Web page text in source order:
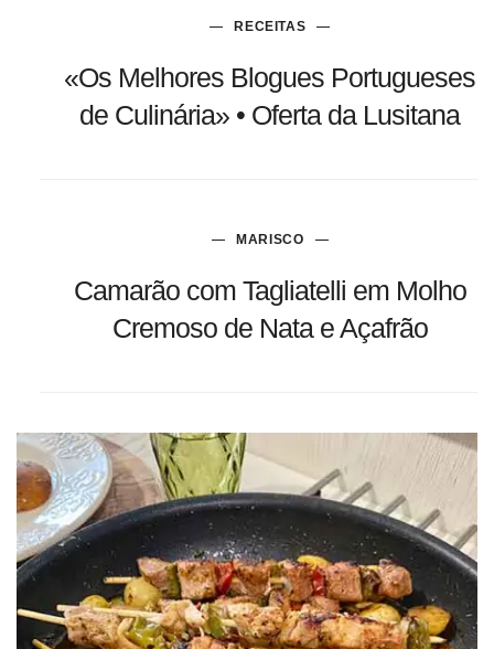
RECEITAS
«Os Melhores Blogues Portugueses
de Culinária» • Oferta da Lusitana
MARISCO
Camarão com Tagliatelli em Molho
Cremoso de Nata e Açafrão